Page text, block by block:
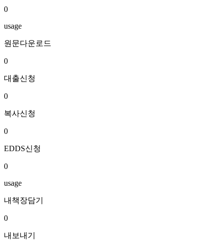
0
usage
원문다운로드
0
대출신청
0
복사신청
0
EDDS신청
0
usage
내책장담기
0
내보내기